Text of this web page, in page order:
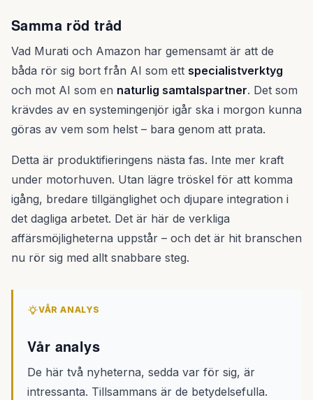
Samma röd tråd
Vad Murati och Amazon har gemensamt är att de
båda rör sig bort från AI som ett specialistverktyg
och mot AI som en naturlig samtalspartner. Det som
krävdes av en systemingenjör igår ska i morgon kunna
göras av vem som helst – bara genom att prata.
Detta är produktifieringens nästa fas. Inte mer kraft
under motorhuven. Utan lägre tröskel för att komma
igång, bredare tillgänglighet och djupare integration i
det dagliga arbetet. Det är här de verkliga
affärsmöjligheterna uppstår – och det är hit branschen
nu rör sig med allt snabbare steg.
VÅR ANALYS
Vår analys
De här två nyheterna, sedda var för sig, är
intressanta. Tillsammans är de betydelsefulla.